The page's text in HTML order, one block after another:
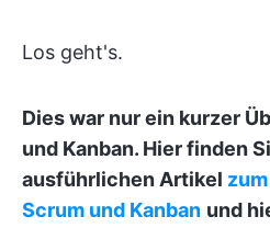
Los geht's.
Dies war nur ein kurzer
und Kanban. Hier finden
ausführlichen Artikel
Scrum und Kanban und